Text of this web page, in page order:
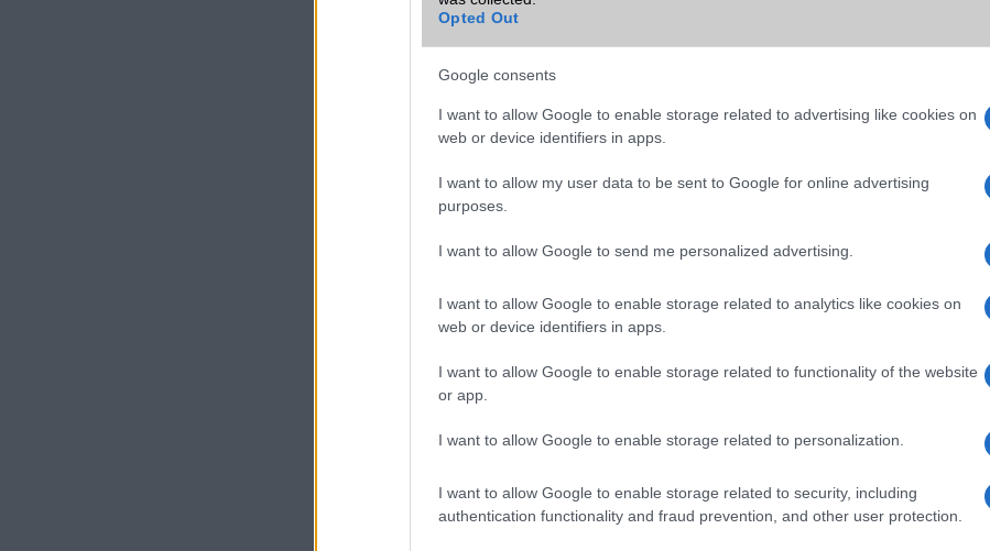
Opted Out
Google consents
I want to allow Google to enable storage related to advertising like cookies on
web or device identifiers in apps.
I want to allow my user data to be sent to Google for online advertising
purposes.
I want to allow Google to send me personalized advertising.
I want to allow Google to enable storage related to analytics like cookies on
web or device identifiers in apps.
I want to allow Google to enable storage related to functionality of the website
or app.
I want to allow Google to enable storage related to personalization.
I want to allow Google to enable storage related to security, including
authentication functionality and fraud prevention, and other user protection.
NFC területenként változó
GPS
aGPS (USA), Glonass (Orosz),
(Japán), NavIC (India, új)
AKKUMULÁTOR
Típus Silicium-Carbon
Készenléti idő h /
Nincs